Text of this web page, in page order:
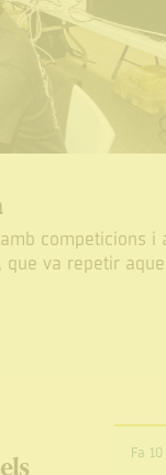
competicions i
que va repetir
Fa